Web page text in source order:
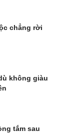
chẳng rời
không giàu
tắm sau